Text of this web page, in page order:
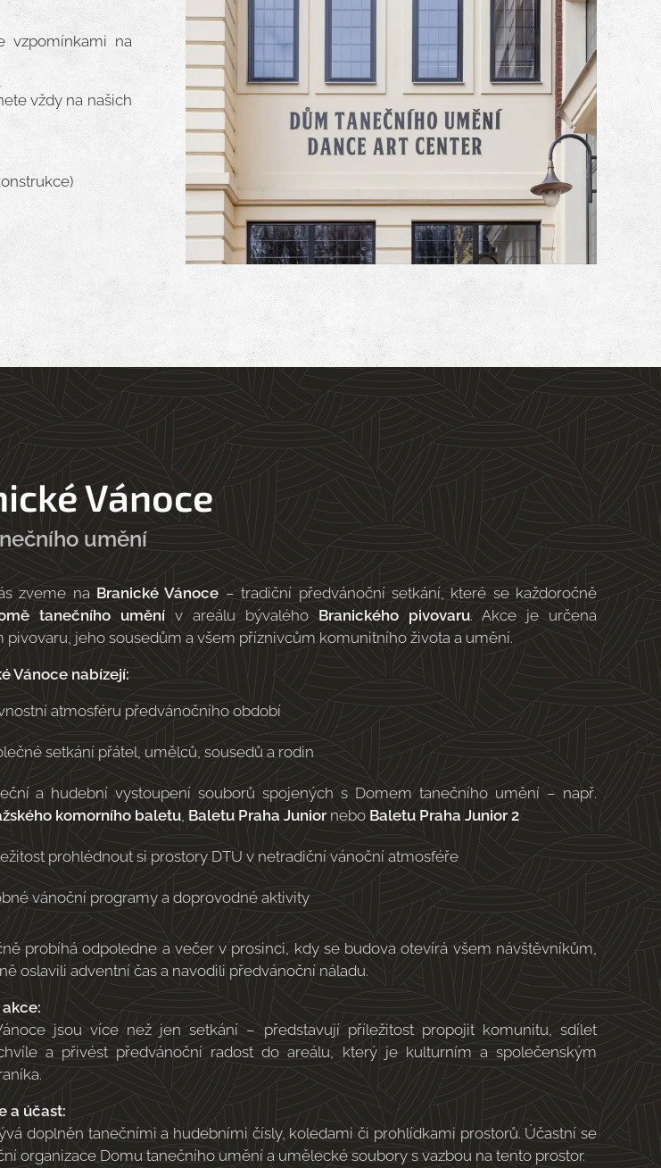
vzpomínkami na
vždy na našich
Vánoce
umění
zveme na Branické Vánoce – tradiční předvánoční setkání, které se každoročně
tanečního uměnív areálu bývaléhoBranického pivovaru. Akce je určena
pivovaru, jeho sousedům a všem příznivcům komunitního života a umění.
Vánoce nabízejí:
atmosféru předvánočního období
setkání přátel, umělců, sousedů a rodin
a hudební vystoupení souborů spojených s Domem tanečního umění – např.
komorního baletu, Baletu Praha Juniornebo Baletu Praha Junior 2
prohlédnout si prostory DTU v netradiční vánoční atmosféře
vánoční programy a doprovodné aktivity
probíhá odpoledne a večer v prosinci, kdy se budova otevírá všem návštěvníkům,
oslavili adventní čas a navodili předvánoční náladu.
jsou více než jen setkání – představují příležitost propojit komunitu, sdílet
a přivést předvánoční radost do areálu, který je kulturním a společenským
a účast:
doplněn tanečními a hudebními čísly, koledami či prohlídkami prostorů. Účastní se
organizace Domu tanečního umění a umělecké soubory s vazbou na tento prostor.